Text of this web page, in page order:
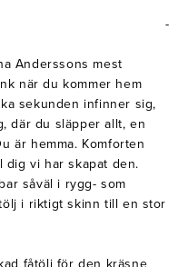
Anderssons mest
när du kommer hem
sekunden infinner sig,
där du släpper allt, en
är hemma. Komforten
dig vi har skapat den.
såväl i rygg- som
i riktigt skinn till en stor
fåtölj för den kräsne